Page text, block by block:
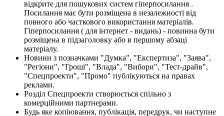
відкрите для пошукових систем гіперпосилання .
Посилання має бути розміщена в незалежності від
повного або часткового використання матеріалів.
Гіперпосилання ( для інтернет - видань) - повинна бути
розміщена в підзаголовку або в першому абзаці
матеріалу.
Новини з позначками "Думка", "Експертиза", "Заява",
"Регіони", "Гроші", "Влада", "Вибори", "Тест-драйв",
"Спецпроекти", "Промо" публікуються на правах
реклами.
Розділ Спецпроекти створюється спільно з
комерційними партнерами.
Будь яке копіювання, публікація, передрук, чи наступне